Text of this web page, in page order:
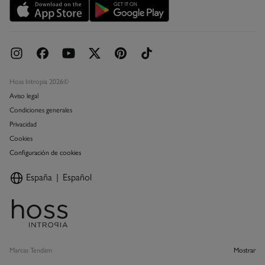
Concursos y sorteos
Hoss Intropia 2026©
Aviso legal
Condiciones generales
Privacidad
Cookies
Configuración de cookies
España Español
Marcas Tendam Mostrar